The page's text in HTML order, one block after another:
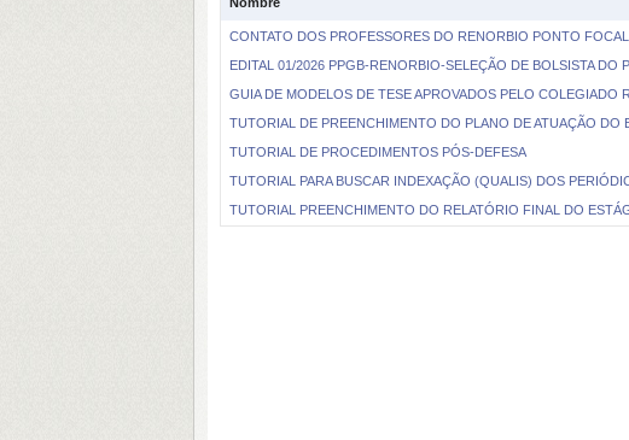
CONTATO DOS PROFESSORES DO RENORBIO PONTO
EDITAL 01/2026 PPGB-RENORBIO-SELEÇÃO DE BOLSISTA
GUIA DE MODELOS DE TESE APROVADOS PELO COLEGIADO
TUTORIAL DE PREENCHIMENTO DO PLANO DE ATUAÇÃO DO
TUTORIAL DE PROCEDIMENTOS PÓS-DEFESA
TUTORIAL PARA BUSCAR INDEXAÇÃO (QUALIS) DOS
TUTORIAL PREENCHIMENTO DO RELATÓRIO FINAL DO